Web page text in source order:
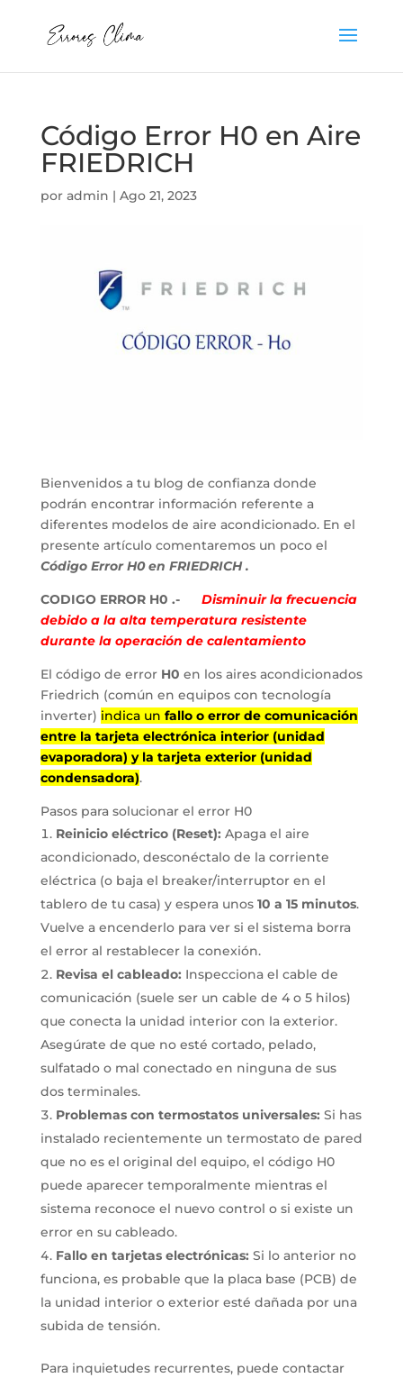
Código Error H0 en Aire
FRIEDRICH
por admin | Ago 21, 2023
Bienvenidos a tu blog de confianza donde
podrán encontrar información referente a
diferentes modelos de aire acondicionado. En el
presente artículo comentaremos un poco el
Código Error H0 en FRIEDRICH .
CODIGO ERROR H0 .-
Disminuir la frecuencia
debido a la alta temperatura resistente
durante la operación de calentamiento
El código de error H0 en los aires acondicionados
Friedrich (común en equipos con tecnología
inverter) indica un fallo o error de comunicación
entre la tarjeta electrónica interior (unidad
evaporadora) y la tarjeta exterior (unidad
condensadora).
Pasos para solucionar el error H0
Reinicio eléctrico (Reset): Apaga el aire
acondicionado, desconéctalo de la corriente
eléctrica (o baja el breaker/interruptor en el
tablero de tu casa) y espera unos 10 a 15 minutos.
Vuelve a encenderlo para ver si el sistema borra
el error al restablecer la conexión.
Revisa el cableado: Inspecciona el cable de
comunicación (suele ser un cable de 4 o 5 hilos)
que conecta la unidad interior con la exterior.
Asegúrate de que no esté cortado, pelado,
sulfatado o mal conectado en ninguna de sus
dos terminales.
Problemas con termostatos universales: Si has
instalado recientemente un termostato de pared
que no es el original del equipo, el código H0
puede aparecer temporalmente mientras el
sistema reconoce el nuevo control o si existe un
error en su cableado.
Fallo en tarjetas electrónicas: Si lo anterior no
funciona, es probable que la placa base (PCB) de
la unidad interior o exterior esté dañada por una
subida de tensión.
Para inquietudes recurrentes, puede contactar